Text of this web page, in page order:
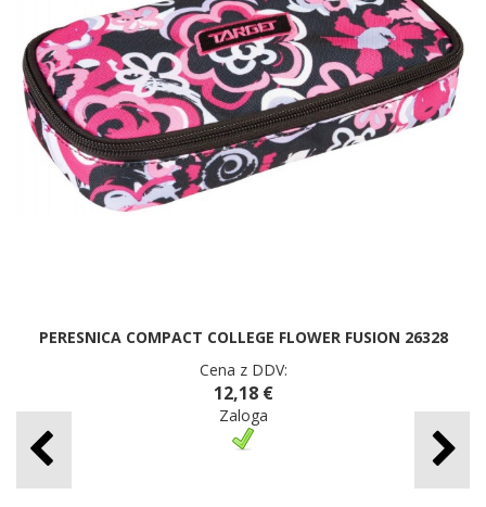
PERESNICA COMPACT COLLEGE FLOWER FUSION 26328
Cena z DDV:
12,18 €
Zaloga